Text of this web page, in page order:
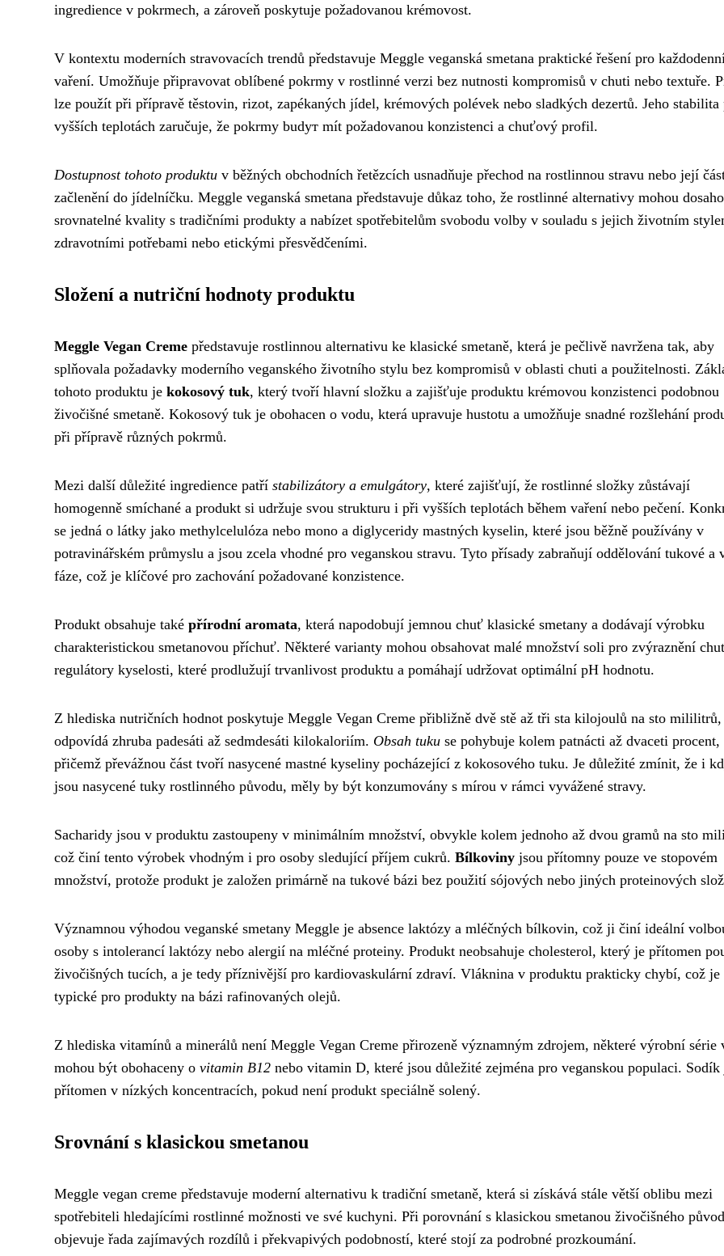
ingredience v pokrmech, a zároveň poskytuje požadovanou krémovost.
V kontextu moderních stravovacích trendů představuje Meggle veganská smetana praktické řešení pro
vaření. Umožňuje připravovat oblíbené pokrmy v rostlinné verzi bez nutnosti kompromisů v chuti nebo textuře.
lze použít při přípravě těstovin, rizot, zapékaných jídel, krémových polévek nebo sladkých dezertů. Jeho stabilita
vyšších teplotách zaručuje, že pokrmy budут mít požadovanou konzistenci a chuťový profil.
Dostupnost tohoto produktu v běžných obchodních řetězcích usnadňuje přechod na rostlinnou stravu nebo její
začlenění do jídelníčku. Meggle veganská smetana představuje důkaz toho, že rostlinné alternativy mohou
srovnatelné kvality s tradičními produkty a nabízet spotřebitelům svobodu volby v souladu s jejich životním
zdravotními potřebami nebo etickými přesvědčeními.
Složení a nutriční hodnoty produktu
Meggle Vegan Creme představuje rostlinnou alternativu ke klasické smetaně, která je pečlivě navržena tak, aby
splňovala požadavky moderního veganského životního stylu bez kompromisů v oblasti chuti a použitelnosti.
tohoto produktu je kokosový tuk, který tvoří hlavní složku a zajišťuje produktu krémovou konzistenci podobnou
živočišné smetaně. Kokosový tuk je obohacen o vodu, která upravuje hustotu a umožňuje snadné rozšlehání
při přípravě různých pokrmů.
Mezi další důležité ingredience patří stabilizátory a emulgátory, které zajišťují, že rostlinné složky zůstávají
homogenně smíchané a produkt si udržuje svou strukturu i při vyšších teplotách během vaření nebo pečení.
se jedná o látky jako methylcelulóza nebo mono a diglyceridy mastných kyselin, které jsou běžně používány v
potravinářském průmyslu a jsou zcela vhodné pro veganskou stravu. Tyto přísady zabraňují oddělování tukové a
fáze, což je klíčové pro zachování požadované konzistence.
Produkt obsahuje také přírodní aromata, která napodobují jemnou chuť klasické smetany a dodávají výrobku
charakteristickou smetanovou příchuť. Některé varianty mohou obsahovat malé množství soli pro zvýraznění
regulátory kyselosti, které prodlužují trvanlivost produktu a pomáhají udržovat optimální pH hodnotu.
Z hlediska nutričních hodnot poskytuje Meggle Vegan Creme přibližně dvě stě až tři sta kilojoulů na sto mililitrů,
odpovídá zhruba padesáti až sedmdesáti kilokaloriím. Obsah tuku se pohybuje kolem patnácti až dvaceti procent,
přičemž převážnou část tvoří nasycené mastné kyseliny pocházející z kokosového tuku. Je důležité zmínit, že i
jsou nasycené tuky rostlinného původu, měly by být konzumovány s mírou v rámci vyvážené stravy.
Sacharidy jsou v produktu zastoupeny v minimálním množství, obvykle kolem jednoho až dvou gramů na sto
což činí tento výrobek vhodným i pro osoby sledující příjem cukrů. Bílkoviny jsou přítomny pouze ve stopovém
množství, protože produkt je založen primárně na tukové bázi bez použití sójových nebo jiných proteinových
Významnou výhodou veganské smetany Meggle je absence laktózy a mléčných bílkovin, což ji činí ideální
osoby s intolerancí laktózy nebo alergií na mléčné proteiny. Produkt neobsahuje cholesterol, který je přítomen
živočišných tucích, a je tedy příznivější pro kardiovaskulární zdraví. Vláknina v produktu prakticky chybí, což je
typické pro produkty na bázi rafinovaných olejů.
Z hlediska vitamínů a minerálů není Meggle Vegan Creme přirozeně významným zdrojem, některé výrobní série
mohou být obohaceny o vitamin B12 nebo vitamin D, které jsou důležité zejména pro veganskou populaci. Sodík
přítomen v nízkých koncentracích, pokud není produkt speciálně solený.
Srovnání s klasickou smetanou
Meggle vegan creme představuje moderní alternativu k tradiční smetaně, která si získává stále větší oblibu mezi
spotřebiteli hledajícími rostlinné možnosti ve své kuchyni. Při porovnání s klasickou smetanou živočišného
objevuje řada zajímavých rozdílů i překvapivých podobností, které stojí za podrobné prozkoumání.